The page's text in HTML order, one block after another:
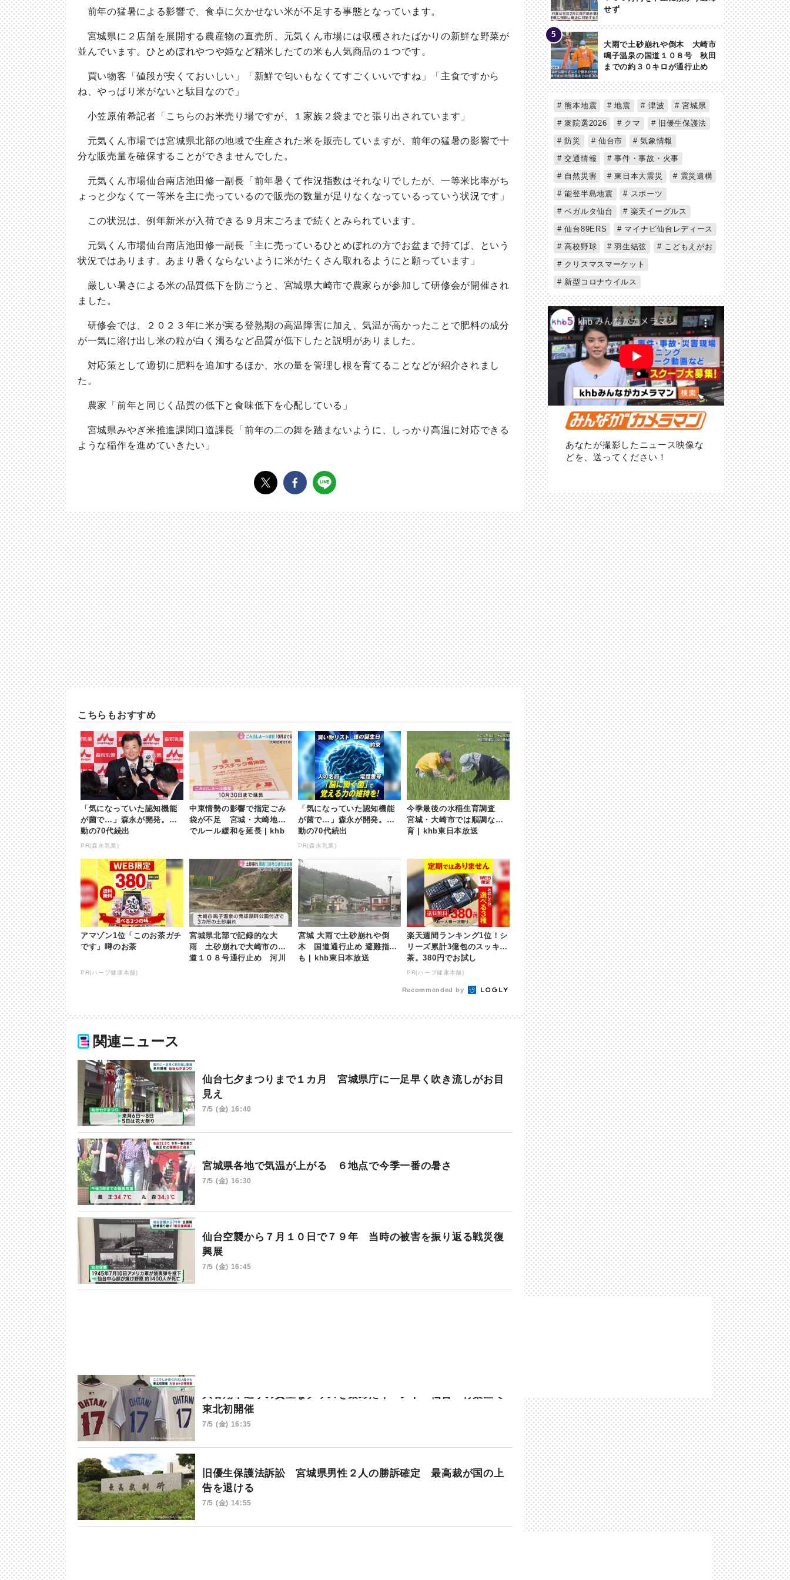
前年の猛暑による影響で、食卓に欠かせない米が不足する事態となっています。
宮城県に２店舗を展開する農産物の直売所、元気くん市場には収穫されたばかりの新鮮な野菜が
並んでいます。ひとめぼれやつや姫など精米したての米も人気商品の１つです。
買い物客「値段が安くておいしい」「新鮮で匂いもなくてすごくいいですね」「主食ですから
ね、やっぱり米がないと駄目なので」
小笠原侑希記者「こちらのお米売り場ですが、１家族２袋までと張り出されています」
元気くん市場では宮城県北部の地域で生産された米を販売していますが、前年の猛暑の影響で十
分な販売量を確保することができませんでした。
元気くん市場仙台南店池田修一副長「前年暑くて作況指数はそれなりでしたが、一等米比率がち
ょっと少なくて一等米を主に売っているので販売の数量が足りなくなっているっていう状況です」
この状況は、例年新米が入荷できる９月末ごろまで続くとみられています。
元気くん市場仙台南店池田修一副長「主に売っているひとめぼれの方でお盆まで持てば、という
状況ではあります。あまり暑くならないように米がたくさん取れるようにと願っています」
厳しい暑さによる米の品質低下を防ごうと、宮城県大崎市で農家らが参加して研修会が開催され
ました。
研修会では、２０２３年に米が実る登熟期の高温障害に加え、気温が高かったことで肥料の成分
が一気に溶け出し米の粒が白く濁るなど品質が低下したと説明がありました。
対応策として適切に肥料を追加するほか、水の量を管理し根を育てることなどが紹介されまし
た。
農家「前年と同じく品質の低下と食味低下を心配している」
宮城県みやぎ米推進課関口道課長「前年の二の舞を踏まないように、しっかり高温に対応できる
ような稲作を進めていきたい」
こちらもおすすめ
「気になっていた認知機能
が菌で…」森永が開発。感
動の70代続出
PR(森永乳業)
中東情勢の影響で指定ごみ
袋が不足 宮城・大崎地域
でルール緩和を延長 | khb
「気になっていた認知機能
が菌で…」森永が開発。感
動の70代続出
PR(森永乳業)
今季最後の水稲生育調査
宮城・大崎市では順調な生
育 | khb東日本放送
アマゾン1位「このお茶ガチ
です」噂のお茶
PR(ハーブ健康本舗)
宮城県北部で記録的な大
雨 土砂崩れで大崎市の国
道１０８号通行止め 河川
宮城 大雨で土砂崩れや倒
木 国道通行止め 避難指示
も | khb東日本放送
楽天週間ランキング1位！シ
リーズ累計3億包のスッキリ
茶。380円でお試し
PR(ハーブ健康本舗)
Recommended by
関連ニュース
仙台七夕まつりまで１カ月 宮城県庁に一足早く吹き流しがお目
見え
7/5 (金) 16:40
宮城県各地で気温が上がる ６地点で今季一番の暑さ
7/5 (金) 16:30
仙台空襲から７月１０日で７９年 当時の被害を振り返る戦災復
興展
7/5 (金) 16:45
大谷翔平選手の貴重なグッズを集めたイベント 仙台・青葉区で
東北初開催
7/5 (金) 16:35
旧優生保護法訴訟 宮城県男性２人の勝訴確定 最高裁が国の上
告を退ける
7/5 (金) 14:55
せず
大雨で土砂崩れや倒木 大崎市
鳴子温泉の国道１０８号 秋田
までの約３０キロが通行止め
熊本地震 地震 津波
宮城県
衆院選2026
クマ
旧優生保護法
防災
仙台市
気象情報
交通情報
事件・事故・火事
自然災害
東日本大震災
震災遺構
能登半島地震
スポーツ
ベガルタ仙台
楽天イーグルス
仙台89ERS
マイナビ仙台レディース
高校野球
羽生結弦
こどもえがお
クリスマスマーケット
新型コロナウイルス
あなたが撮影したニュース映像な
どを、送ってください！